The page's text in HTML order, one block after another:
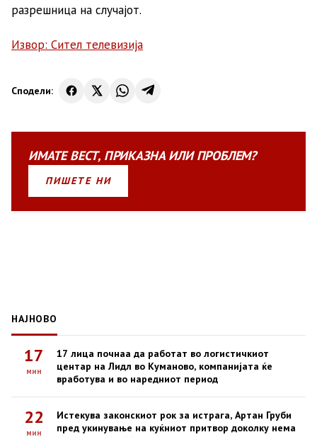
разрешница на случајот.
Извор: Сител телевизија
Сподели:
ИМАТЕВЕСТ, ПРИКАЗНАИЛИПРОБЛЕМ?
ПИШЕТЕ НИ
НАЈНОВО
17
мин
17 лица почнаа да работат во логистичкиот
центар на Лидл во Куманово, компанијата ќе
вработува и во наредниот период
22
мин
Истекува законскиот рок за истрага, Артан Груби
пред укинување на куќниот притвор доколку нема